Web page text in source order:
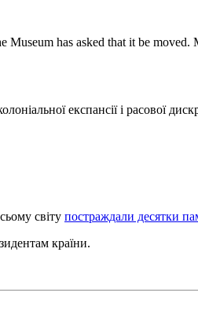
Museum has asked that it be moved.
експансії і расової
світу постраждали десятки
країни.